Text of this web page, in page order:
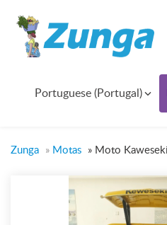
Portuguese (Portugal)
Zunga » Motas » Moto